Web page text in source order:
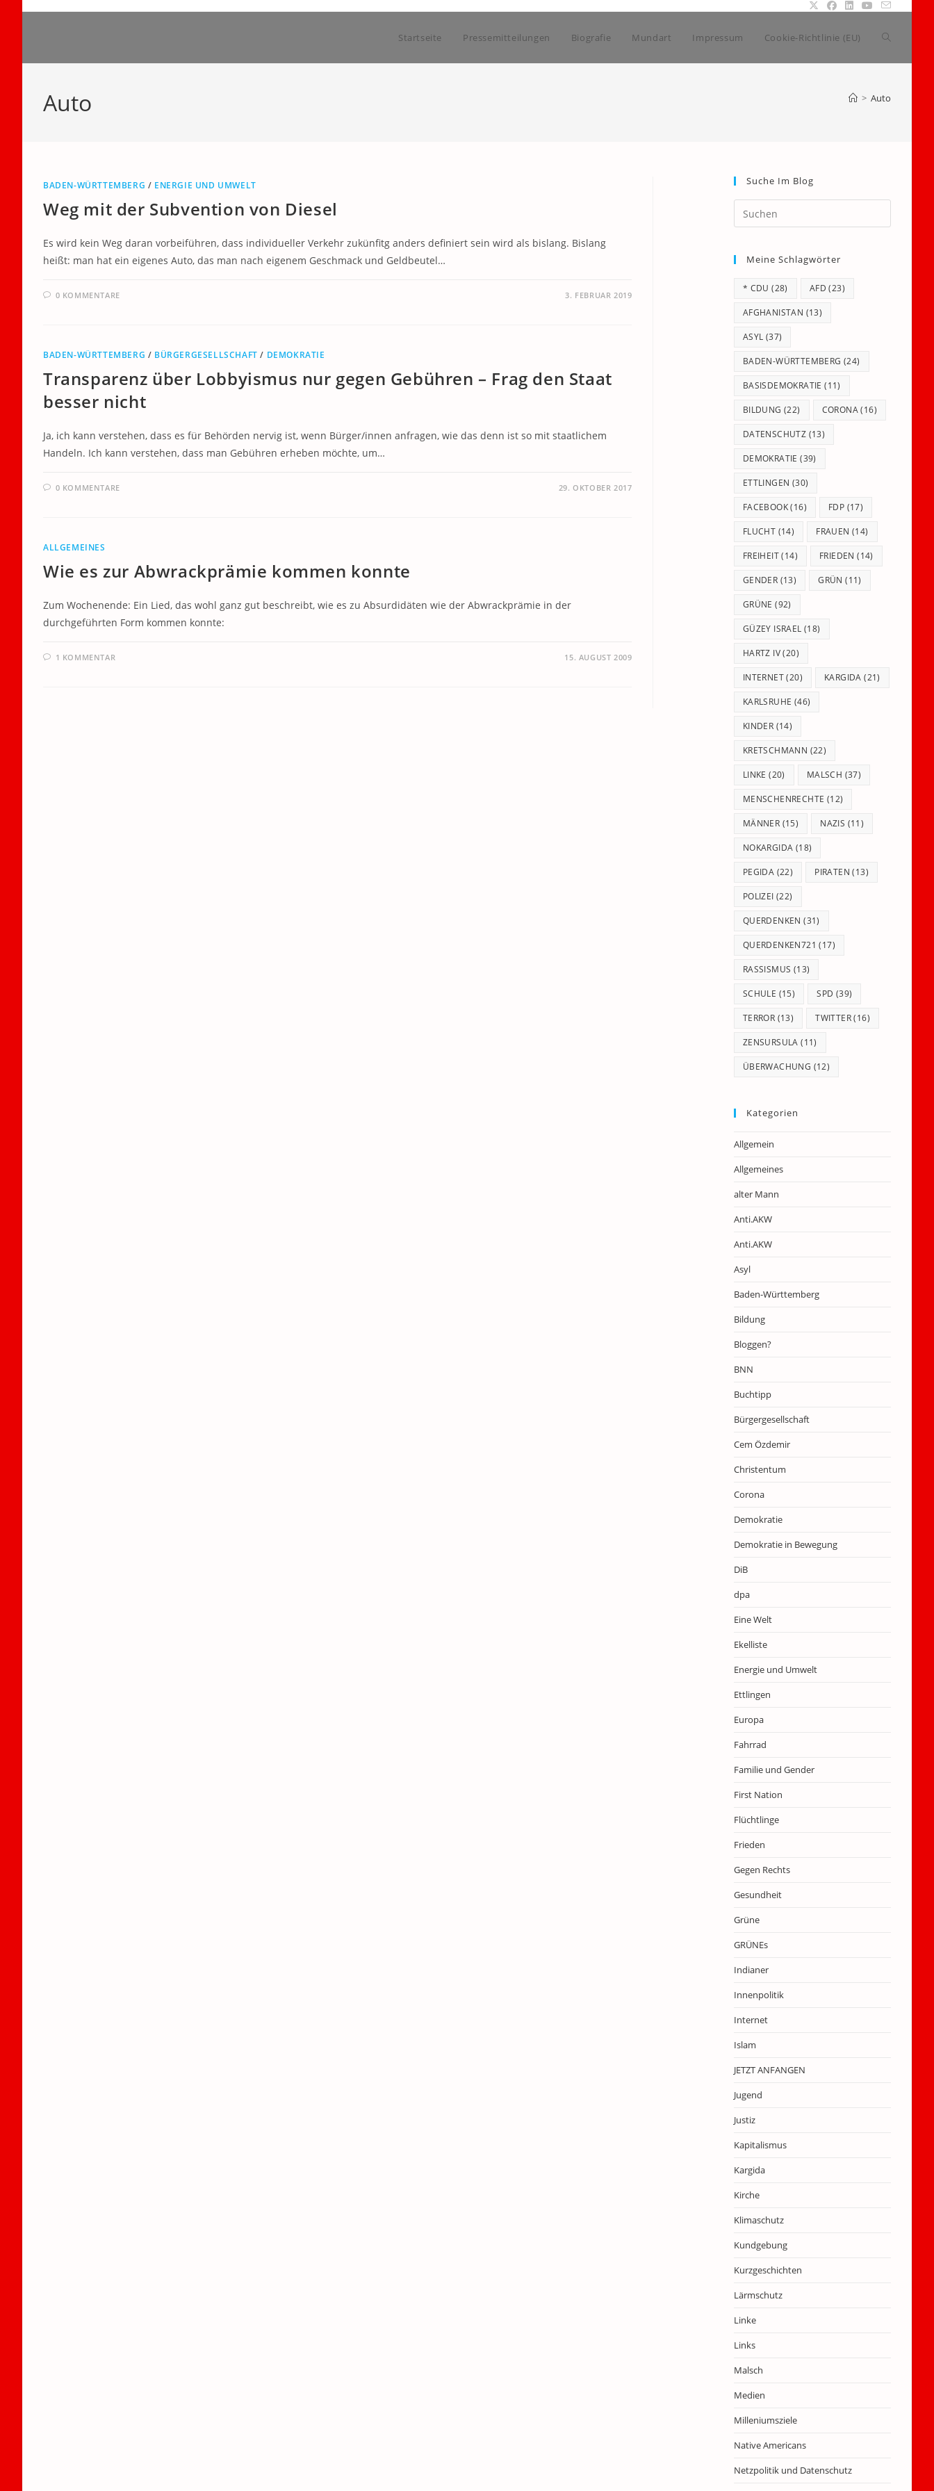
Startseite Pressemitteilungen Biografie Mundart Impressum Cookie-Richtlinie (EU) Website-
Auto > Auto
BADEN-WÜRTTEMBERG / ENERGIE UND UMWELT
Weg mit der Subvention von Diesel
Es wird kein Weg daran vorbeiführen, dass individueller Verkehr zukünfitg anders definiert sein wird als bislang. Bislang
heißt: man hat ein eigenes Auto, das man nach eigenem Geschmack und Geldbeutel…
0 KOMMENTARE 3. FEBRUAR 2019
BADEN-WÜRTTEMBERG / BÜRGERGESELLSCHAFT / DEMOKRATIE
Transparenz über Lobbyismus nur gegen Gebühren – Frag den Staat
besser nicht
Ja, ich kann verstehen, dass es für Behörden nervig ist, wenn Bürger/innen anfragen, wie das denn ist so mit staatlichem
Handeln. Ich kann verstehen, dass man Gebühren erheben möchte, um…
0 KOMMENTARE 29. OKTOBER 2017
ALLGEMEINES
Wie es zur Abwrackprämie kommen konnte
Zum Wochenende: Ein Lied, das wohl ganz gut beschreibt, wie es zu Absurdidäten wie der Abwrackprämie in der
durchgeführten Form kommen konnte:
1 KOMMENTAR 15. AUGUST 2009
Suche Im Blog
Escape
Meine Schlagwörter
* CDU (28) AFD (23)
AFGHANISTAN (13)
ASYL (37)
BADEN-WÜRTTEMBERG (24)
BASISDEMOKRATIE (11)
BILDUNG (22) CORONA(16)
DATENSCHUTZ (13)
DEMOKRATIE (39)
ETTLINGEN (30)
FACEBOOK(16) FDP (17)
FLUCHT (14) FRAUEN (14)
FREIHEIT(14) FRIEDEN (14)
GENDER (13) GRÜN (11)
GRÜNE (92)
GÜZEY ISRAEL (18)
HARTZ IV(20)
INTERNET(20) KARGIDA (21)
KARLSRUHE (46)
KINDER (14)
KRETSCHMANN (22)
LINKE (20) MALSCH (37)
MENSCHENRECHTE (12)
MÄNNER (15) NAZIS (11)
NOKARGIDA (18)
PEGIDA (22) PIRATEN (13)
POLIZEI (22)
QUERDENKEN (31)
QUERDENKEN721 (17)
RASSISMUS (13)
SCHULE (15) SPD (39)
TERROR (13) TWITTER(16)
ZENSURSULA (11)
ÜBERWACHUNG (12)
Kategorien
Allgemein
Allgemeines
alter Mann
Anti.AKW
Anti.AKW
Asyl
Baden-Württemberg
Bildung
Bloggen?
BNN
Buchtipp
Bürgergesellschaft
Cem Özdemir
Christentum
Corona
Demokratie
Demokratie in Bewegung
DiB
dpa
Eine Welt
Ekelliste
Energie und Umwelt
Ettlingen
Europa
Fahrrad
Familie und Gender
First Nation
Flüchtlinge
Frieden
Gegen Rechts
Gesundheit
Grüne
GRÜNEs
Indianer
Innenpolitik
Internet
Islam
JETZT ANFANGEN
Jugend
Justiz
Kapitalismus
Kargida
Kirche
Klimaschutz
Kundgebung
Kurzgeschichten
Lärmschutz
Linke
Links
Malsch
Medien
Milleniumsziele
Native Americans
Netzpolitik und Datenschutz